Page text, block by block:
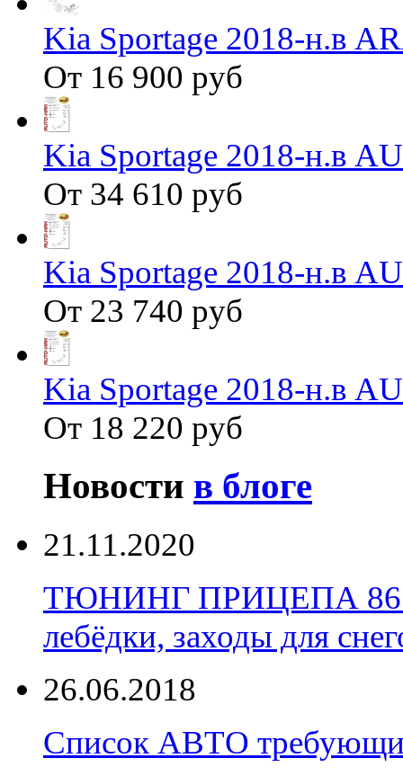
Kia Sportage 2018-н.в
От 16 900 руб
Kia Sportage 2018-н.в
От 34 610 руб
Kia Sportage 2018-н.в
От 23 740 руб
Kia Sportage 2018-н.в
От 18 220 руб
Новости в блоге
21.11.2020
ТЮНИНГ ПРИЦЕПА 86
лебёдки, заходы для
26.06.2018
Список АВТО